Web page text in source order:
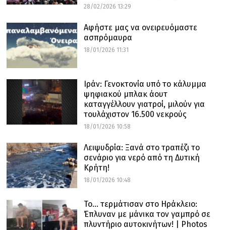
28/02/2026 13:29
Αφήστε μας να ονειρευόμαστε
ασπρόμαυρα
18/01/2026 11:31
Ιράν: Γενοκτονία υπό το κάλυμμα
ψηφιακού μπλακ άουτ
καταγγέλλουν γιατροί, μιλούν για
τουλάχιστον 16.500 νεκρούς
18/01/2026 10:58
Λειψυδρία: Ξανά στο τραπέζι το
σενάριο για νερό από τη Δυτική
Κρήτη!
18/01/2026 10:48
Το… τερμάτισαν στο Ηράκλειο:
Έπλυναν με μάνικα τον γαμπρό σε
πλυντήριο αυτοκινήτων! | Photos